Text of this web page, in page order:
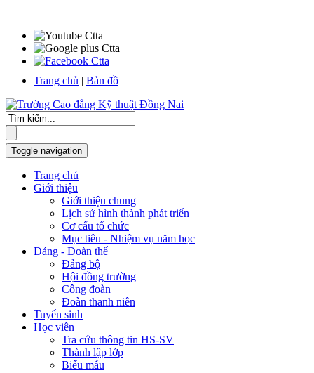
Trang chủ | Bản đồ
Toggle navigation
Trang chủ
Giới thiệu
Giới thiệu chung
Lịch sử hình thành phát triển
Cơ cấu tổ chức
Mục tiêu - Nhiệm vụ năm học
Đảng - Đoàn thể
Đảng bộ
Hội đồng trường
Công đoàn
Đoàn thanh niên
Tuyển sinh
Học viên
Tra cứu thông tin HS-SV
Thành lập lớp
Biểu mẫu